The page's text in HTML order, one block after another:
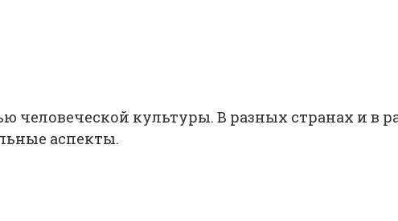
человеческой культуры. В разных странах и в
аспекты.